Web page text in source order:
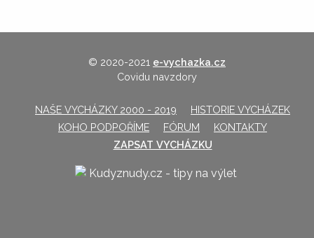
© 2020-2021 e-vychazka.cz
Covidu navzdory
NAŠE VYCHÁZKY 2000 - 2019
HISTORIE VYCHÁZEK
KOHO PODPOŘÍME
FÓRUM
KONTAKTY
ZAPSAT VYCHÁZKU